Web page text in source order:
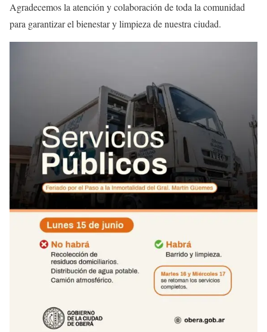
Agradecemos la atención y colaboración de toda la comunidad
para garantizar el bienestar y limpieza de nuestra ciudad.